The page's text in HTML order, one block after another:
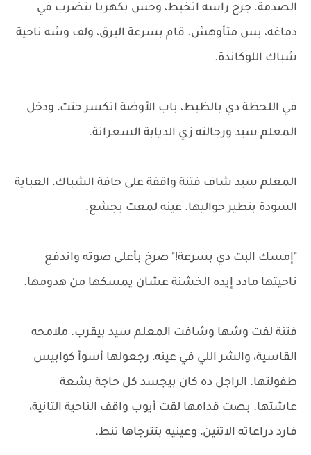
الصدمة. جرح راسه اتخبط، وحس بكهربا بتضرب في
دماغه، بس متأوهش. قام بسرعة البرق، ولف وشه ناحية
شباك اللوكاندة.
في اللحظة دي بالظبط، باب الأوضة اتكسر حتت، ودخل
المعلم سيد ورجالته زي الديابة السعرانة.
المعلم سيد شاف فتنة واقفة على حافة الشباك، العباية
السودة بتطير حواليها. عينه لمعت بجشع.
"إمسك البت دي بسرعة!" صرخ بأعلى صوته واندفع
ناحيتها مادد إيده الخشنة عشان يمسكها من هدومها.
فتنة لفت وشها وشافت المعلم سيد بيقرب. ملامحه
القاسية، والشر اللي في عينه، رجعولها أسوأ كوابيس
طفولتها. الراجل ده كان بيجسد كل حاجة بشعة
عاشتها. بصت قدامها لقت أيوب واقف الناحية التانية،
فارد دراعاته الاتنين، وعينيه بتترجاها تنط.